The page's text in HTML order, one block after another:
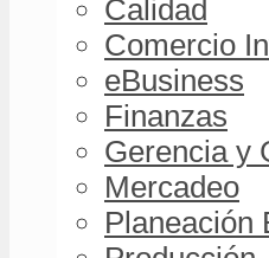
Calidad
Comercio
eBusiness
Finanzas
Gerencia y
Mercadeo
Planeación